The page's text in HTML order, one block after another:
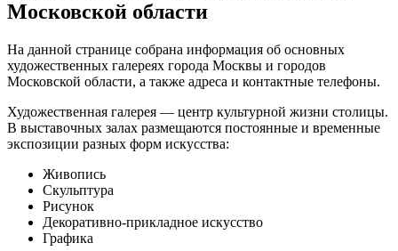
Московской области
На данной странице собрана информация об основных
художественных галереях города Москвы и городов
Московской области, а также адреса и контактные телефоны.
Художественная галерея — центр культурной жизни столицы.
В выставочных залах размещаются постоянные и временные
экспозиции разных форм искусства:
Живопись
Скульптура
Рисунок
Декоративно-прикладное искусство
Графика